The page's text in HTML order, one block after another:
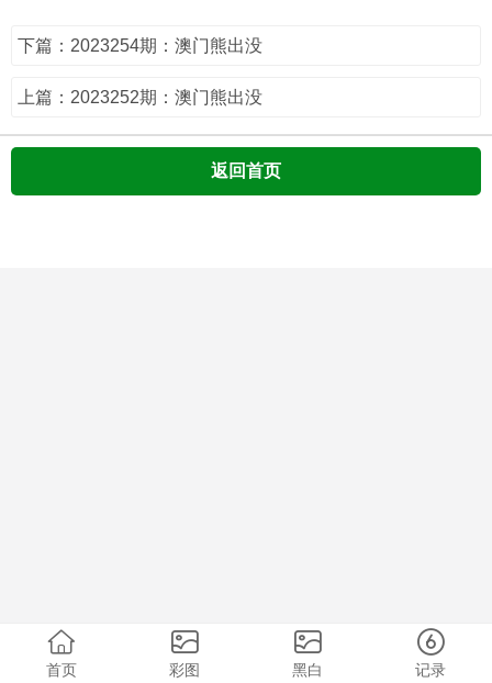
下篇：2023254期：澳门熊出没
上篇：2023252期：澳门熊出没
返回首页
首页 彩图 黑白 记录